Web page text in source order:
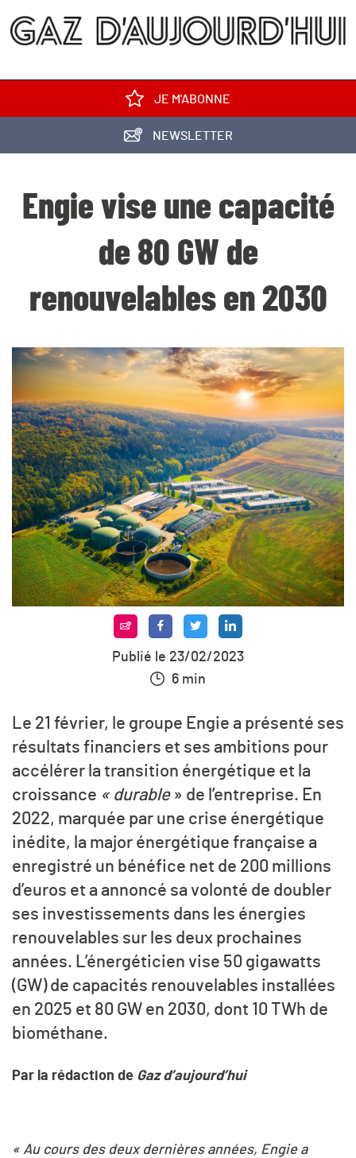
JE M'ABONNE
NEWSLETTER
Engie vise une capacité
de 80 GW de
renouvelables en 2030
Publié le 23/02/2023
6 min
Le 21 février, le groupe Engie a présenté ses
résultats financiers et ses ambitions pour
accélérer la transition énergétique et la
croissance « durable» de l’entreprise. En
2022, marquée par une crise énergétique
inédite, la major énergétique française a
enregistré un bénéfice net de 200 millions
d’euros et a annoncé sa volonté de doubler
ses investissements dans les énergies
renouvelables sur les deux prochaines
années. L’énergéticien vise 50 gigawatts
(GW) de capacités renouvelables installées
en 2025 et 80 GW en 2030, dont 10 TWh de
biométhane.
Par la rédaction de Gaz d’aujourd’hui
« Au cours des deux dernières années, Engie a